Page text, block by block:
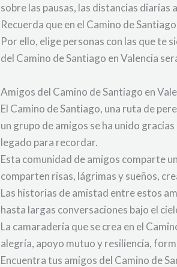
sobre las pausas, las distancias diarias
Recuerda que en el Camino de
Por ello, elige personas con las que te
del Camino de Santiago en Valencia
Amigos del Camino de Santiago en
El Camino de Santiago, una ruta de
un grupo de amigos se ha unido
legado para recordar.
Esta comunidad de amigos comparte
comparten risas, lágrimas y sueños,
Las historias de amistad entre estos
hasta largas conversaciones bajo el
La camaradería que se crea en el
alegría, apoyo mutuo y resiliencia,
Encuentra tus amigos del Camino de